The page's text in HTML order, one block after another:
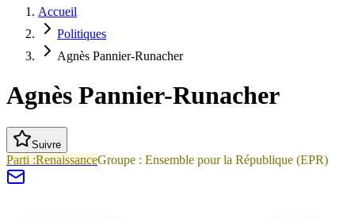
Accueil
Politiques
Agnès Pannier-Runacher
Agnès Pannier-Runacher
Suivre
Parti :RenaissanceGroupe : Ensemble pour la République (EPR)